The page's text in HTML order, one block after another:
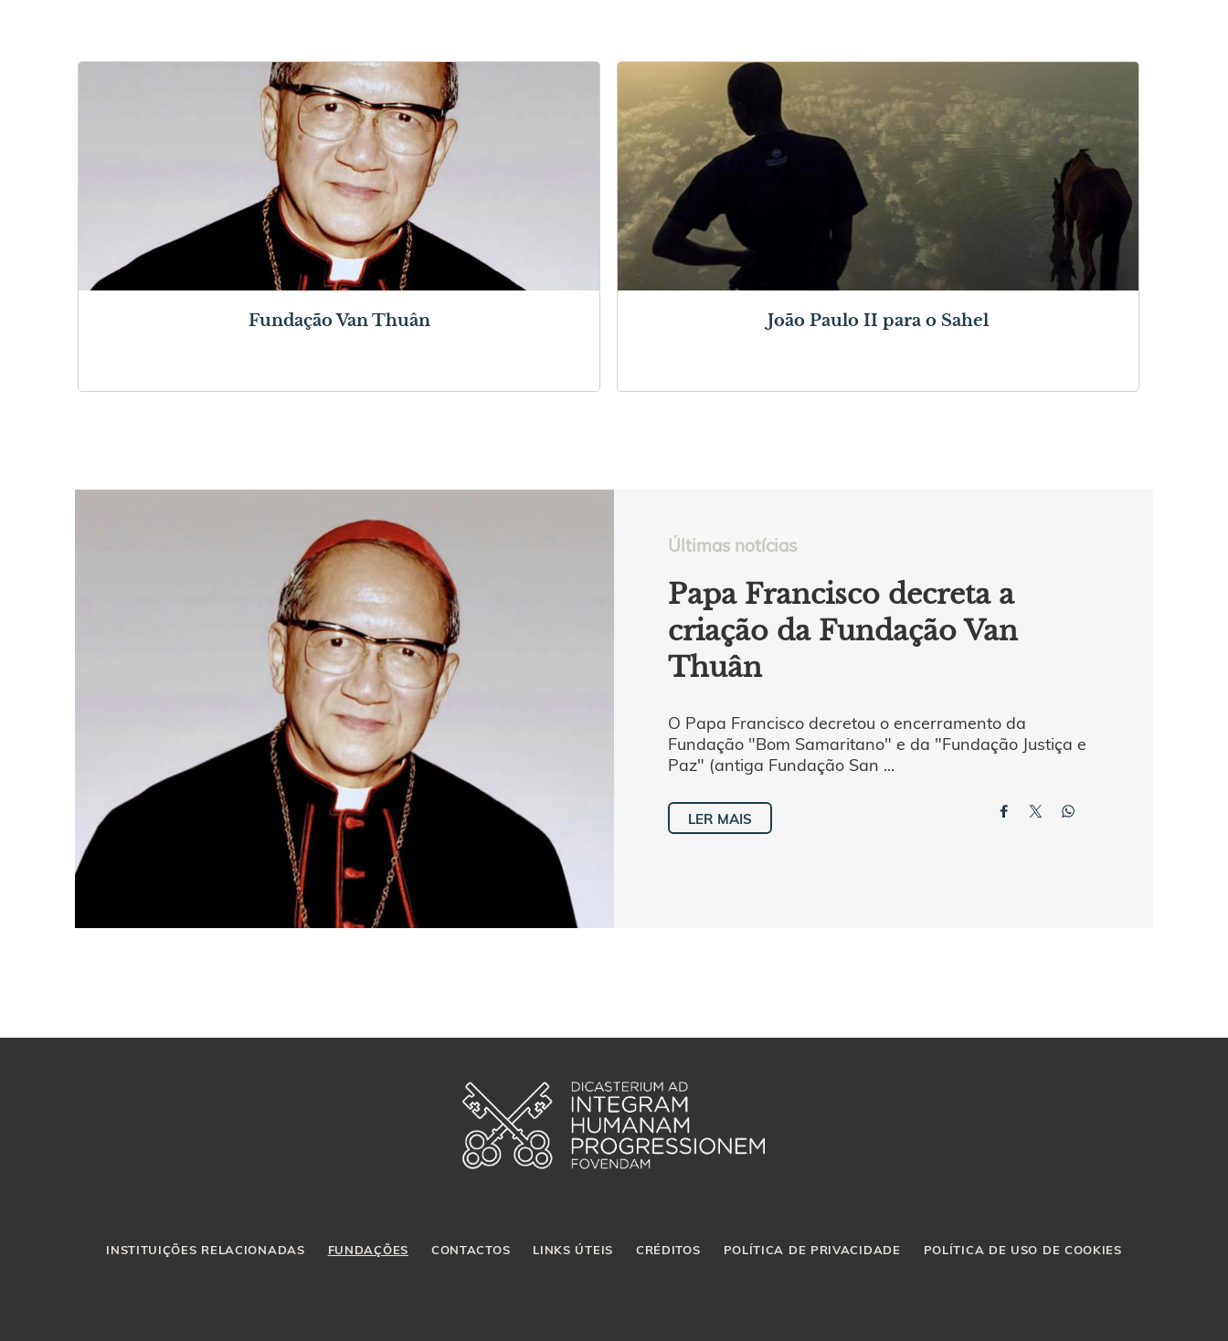
Fundação Van Thuân João Paulo II para o Sahel
Últimas notícias
Papa Francisco decreta a
criação da Fundação Van
Thuân
O Papa Francisco decretou o encerramento da
Fundação "Bom Samaritano" e da "Fundação Justiça e
Paz" (antiga Fundação San ...
LER MAIS
INSTITUIÇÕES RELACIONADAS FUNDAÇÕES CONTACTOS LINKS ÚTEIS CRÉDITOS POLÍTICA DE PRIVACIDADE POLÍTICA DE USO DE COOKIES